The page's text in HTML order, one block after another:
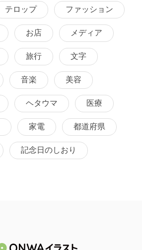
テロップ ファッション
お店 メディア
旅行 文字
音楽 美容
ヘタウマ 医療
家電 都道府県
記念日のしおり